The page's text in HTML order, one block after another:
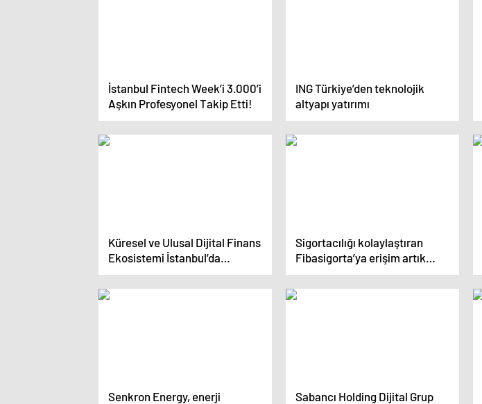
İstanbul Fintech Week’i 3.000’i
Aşkın Profesyonel Takip Etti!
ING Türkiye’den teknolojik
altyapı yatırımı
Küresel ve Ulusal Dijital Finans
Ekosistemi İstanbul’da
Buluşuyor!
Sigortacılığı kolaylaştıran
Fibasigorta’ya erişim artık
daha kolay
Senkron Energy, enerji
Sabancı Holding Dijital Grup